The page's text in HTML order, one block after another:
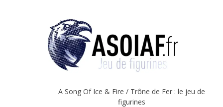
A Song Of Ice & Fire / Trône de Fer : le jeu de
figurines